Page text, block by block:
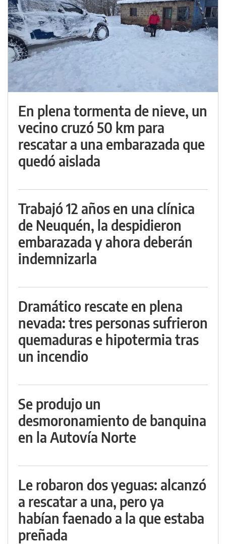
En plena tormenta de nieve, un
vecino cruzó 50 km para
rescatar a una embarazada que
quedó aislada
Trabajó 12 años en una clínica
de Neuquén, la despidieron
embarazada y ahora deberán
indemnizarla
Dramático rescate en plena
nevada: tres personas sufrieron
quemaduras e hipotermia tras
un incendio
Se produjo un
desmoronamiento de banquina
en la Autovía Norte
Le robaron dos yeguas: alcanzó
a rescatar a una, pero ya
habían faenado a la que estaba
preñada